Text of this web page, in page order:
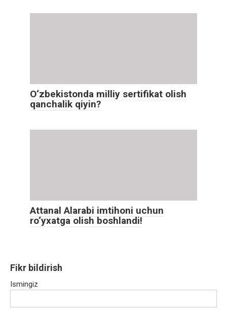
O‘zbekistonda milliy sertifikat olish
qanchalik qiyin?
Attanal Alarabi imtihoni uchun
ro‘yxatga olish boshlandi!
Fikr bildirish
Ismingiz